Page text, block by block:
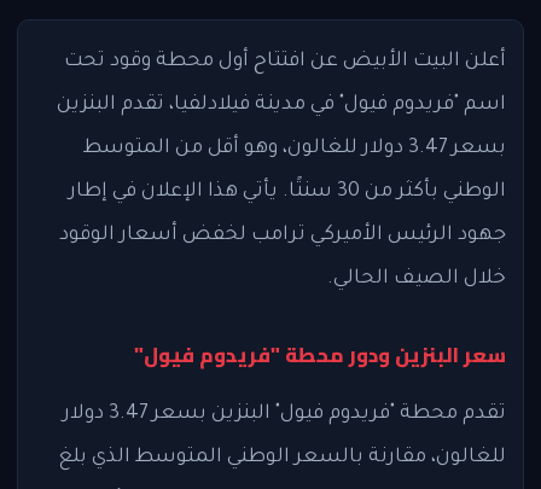
أعلن البيت الأبيض عن افتتاح أول محطة وقود تحت
اسم "فريدوم فيول" في مدينة فيلادلفيا، تقدم البنزين
بسعر 3.47 دولار للغالون، وهو أقل من المتوسط
الوطني بأكثر من 30 سنتًا. يأتي هذا الإعلان في إطار
جهود الرئيس الأميركي ترامب لخفض أسعار الوقود
خلال الصيف الحالي.
سعر البنزين ودور محطة "فريدوم فيول"
تقدم محطة "فريدوم فيول" البنزين بسعر 3.47 دولار
للغالون، مقارنة بالسعر الوطني المتوسط الذي بلغ